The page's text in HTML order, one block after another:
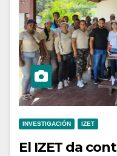
INVESTIGACIÓN IZET
El IZET da